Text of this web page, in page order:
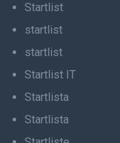
Startlist
startlist
startlist
Startlist IT
Startlista
Startlista